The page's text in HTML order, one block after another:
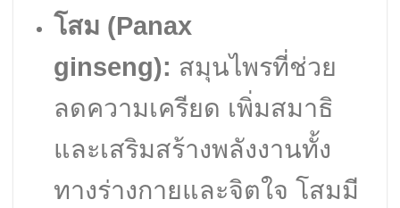
โสม (Panax
ginseng): สมุนไพรที่ช่วย
ลดความเครียด เพิ่มสมาธิ
และเสริมสร้างพลังงานทั้ง
ทางร่างกายและจิตใจ โสมมี